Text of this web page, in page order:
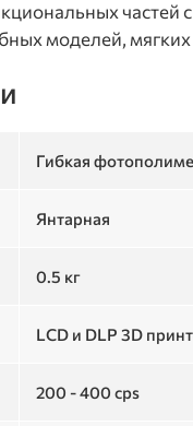
моделей,
Гибкая
Янтарная
0.5 кг
LCD и DLP 3D
200 - 400 cps